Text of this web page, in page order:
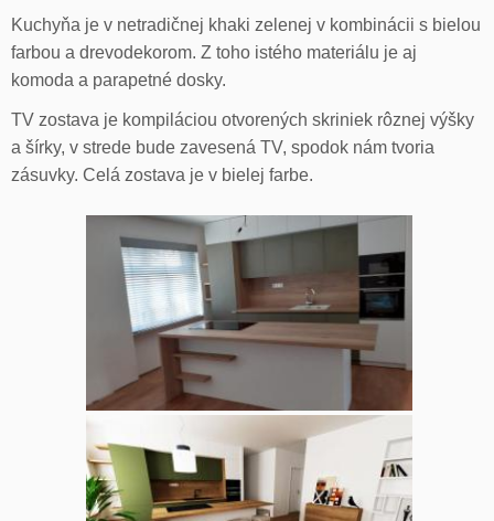
Kuchyňa je v netradičnej khaki zelenej v kombinácii s bielou
farbou a drevodekorom. Z toho istého materiálu je aj
komoda a parapetné dosky.
TV zostava je kompiláciou otvorených skriniek rôznej výšky
a šírky, v strede bude zavesená TV, spodok nám tvoria
zásuvky. Celá zostava je v bielej farbe.